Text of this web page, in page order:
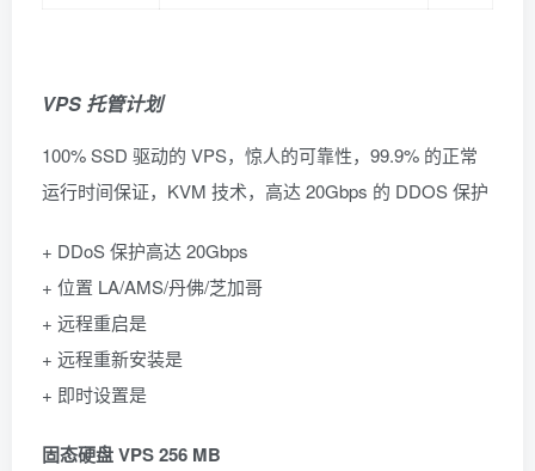
VPS 托管计划
100% SSD 驱动的 VPS，惊人的可靠性，99.9% 的正常
运行时间保证，KVM 技术，高达 20Gbps 的 DDOS 保护
+ DDoS 保护高达 20Gbps
+ 位置 LA/AMS/丹佛/芝加哥
+ 远程重启是
+ 远程重新安装是
+ 即时设置是
固态硬盘 VPS 256 MB